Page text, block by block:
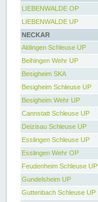
LIEBENWALDE OP
LIEBENWALDE UP
NECKAR
Aldingen Schleuse UP
Beihingen Wehr UP
Besigheim SKA
Besigheim Schleuse UP
Besigheim Wehr UP
Cannstatt Schleuse UP
Deizisau Schleuse UP
Esslingen Schleuse UP
Esslingen Wehr OP
Feudenheim Schleuse UP
Gundelsheim UP
Guttenbach Schleuse UP